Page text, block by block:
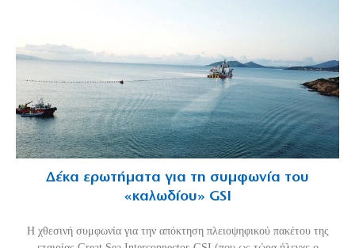
Δέκα ερωτήματα για τη συμφωνία του
«καλωδίου» GSI
Η χθεσινή συμφωνία για την απόκτηση πλειοψηφικού πακέτου της